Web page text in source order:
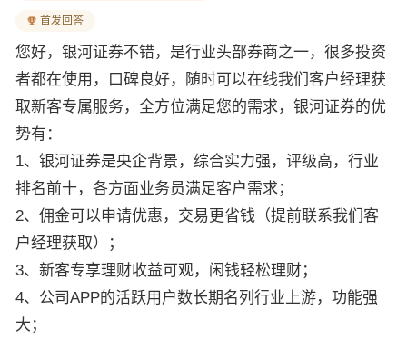
首发回答
您好，银河证券不错，是行业头部券商之一，很多投资
者都在使用，口碑良好，随时可以在线我们客户经理获
取新客专属服务，全方位满足您的需求，银河证券的优
势有：
1、银河证券是央企背景，综合实力强，评级高，行业
排名前十，各方面业务员满足客户需求；
2、佣金可以申请优惠，交易更省钱（提前联系我们客
户经理获取）；
3、新客专享理财收益可观，闲钱轻松理财；
4、公司APP的活跃用户数长期名列行业上游，功能强
大；